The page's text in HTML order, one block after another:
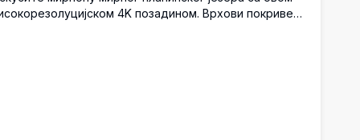
4K позадином. Врхови покривени